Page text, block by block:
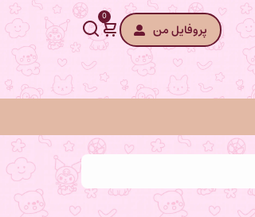
0
پروفایل من